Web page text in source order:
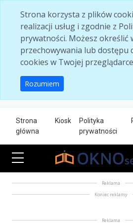
Strona korzysta z plików
realizacji usług i zgodnie z
prywatności. Możesz określić
przechowywania lub dostępu
cookies w Twojej
Rozumiem
Strona
główna
Kiosk
Polityka
prywatności
Reklama
Koniec reklamy
Reklama